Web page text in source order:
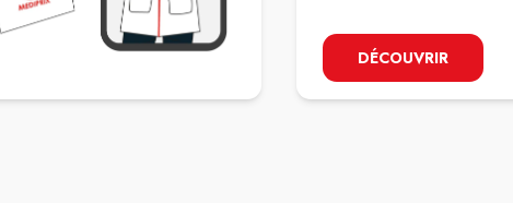
DÉCOUVRIR